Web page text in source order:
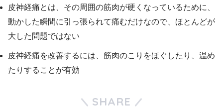
皮神経痛とは、その周囲の筋肉が硬くなっているために、
動かした瞬間に引っ張られて痛むだけなので、ほとんどが
大した問題ではない
皮神経痛を改善するには、筋肉のこりをほぐしたり、温め
たりすることが有効
SHARE